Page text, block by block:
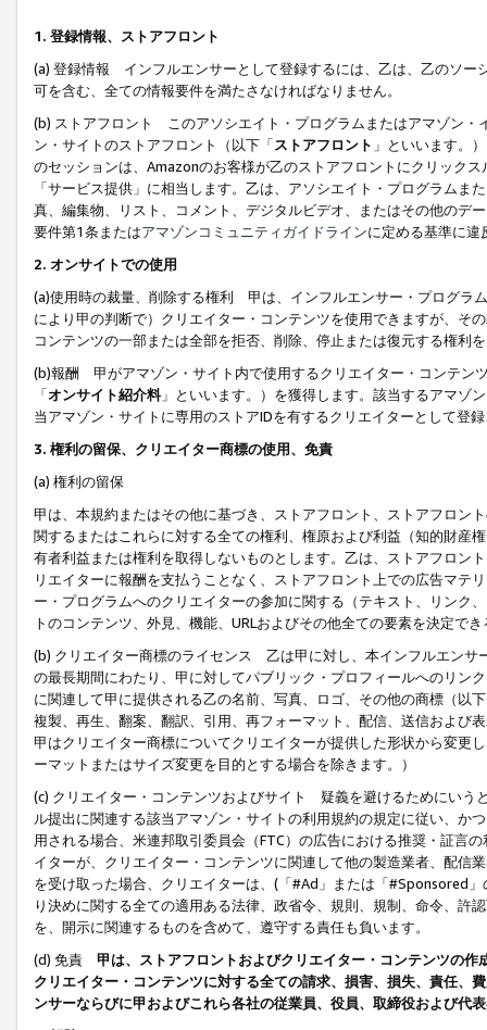
1. 登録情報、ストアフロント
(a) 登録情報 インフルエンサーとして登録するには、乙は、乙のソー
可を含む、全ての情報要件を満たさなければなりません。
(b) ストアフロント このアソシエイト・プログラムまたはアマゾン・
ン・サイトのストアフロント（以下「ストアフロント 」といいます。
のセッションは、Amazonのお客様が乙のストアフロントにクリック
「サービス提供」に相当します。乙は、アソシエイト・プログラム
真、編集物、リスト、コメント、デジタルビデオ、またはその他のデ
要件第1条またはアマゾンコミュニティガイドラインに定める基準に違
2. オンサイトでの使用
(a)使用時の裁量、削除する権利 甲は、インフルエンサー・プログラ
により甲の判断で）クリエイター・コンテンツを使用できますが、そ
コンテンツの一部または全部を拒否、削除、停止または復元する権利
(b)報酬 甲がアマゾン・サイト内で使用するクリエイター・コンテン
「オンサイト紹介料」といいます。）を獲得します。該当するアマゾ
当アマゾン・サイトに専用のストアIDを有するクリエイターとして登
3. 権利の留保、クリエイター商標の使用、免責
(a) 権利の留保
甲は、本規約またはその他に基づき、ストアフロント、ストアフロン
関するまたはこれらに対する全ての権利、権原および利益（知的財産
有者利益または権利を取得しないものとします。乙は、ストアフロン
リエイターに報酬を支払うことなく、ストアフロント上での広告マテ
ー・プログラムへのクリエイターの参加に関する（テキスト、リンク
トのコンテンツ、外見、機能、URLおよびその他全ての要素を決定で
(b) クリエイター商標のライセンス 乙は甲に対し、本インフルエンサ
の最長期間にわたり、甲に対してパブリック・プロフィールへのリン
に関連して甲に提供される乙の名前、写真、ロゴ、その他の商標（以
複製、再生、翻案、翻訳、引用、再フォーマット、配信、送信および
甲はクリエイター商標についてクリエイターが提供した形状から変更
ーマットまたはサイズ変更を目的とする場合を除きます。）
(c) クリエイター・コンテンツおよびサイト 疑義を避けるためにいう
ル提出に関連する該当アマゾン・サイトの利用規約の規定に従い、か
用される場合、米連邦取引委員会（FTC）の広告における推奨・証言
イターが、クリエイター・コンテンツに関連して他の製造業者、配信
を受け取った場合、クリエイターは、(「#Ad」または「#Sponsored
り決めに関する全ての適用ある法律、政省令、規則、規制、命令、許
を、開示に関連するものを含めて、遵守する責任も負います。
(d) 免責 甲は、ストアフロントおよびクリエイター・コンテンツの
クリエイター・コンテンツに対する全ての請求、損害、損失、責任、
ンサーならびに甲およびこれら各社の従業員、役員、取締役および代